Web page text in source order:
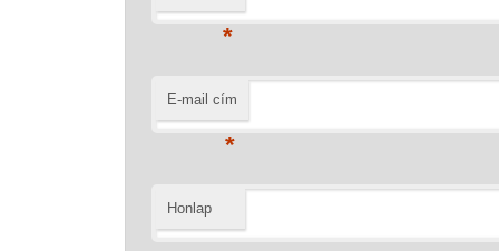
*
E-mail cím
*
Honlap